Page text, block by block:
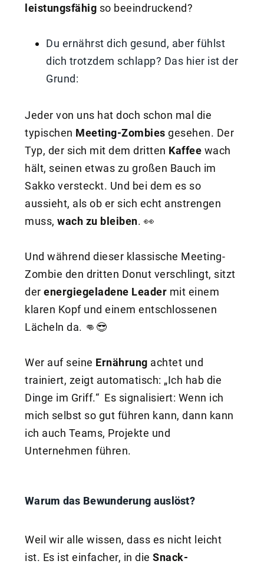
leistungsfähig so beeindruckend?
Du ernährst dich gesund, aber fühlst
dich trotzdem schlapp? Das hier ist der
Grund:
Jeder von uns hat doch schon mal die
typischen Meeting-Zombies gesehen. Der
Typ, der sich mit dem dritten Kaffee wach
hält, seinen etwas zu großen Bauch im
Sakko versteckt. Und bei dem es so
aussieht, als ob er sich echt anstrengen
muss, wach zu bleiben. 👀
Und während dieser klassische Meeting-
Zombie den dritten Donut verschlingt, sitzt
der energiegeladene Leader mit einem
klaren Kopf und einem entschlossenen
Lächeln da. 👊😎
Wer auf seine Ernährung achtet und
trainiert, zeigt automatisch: „Ich hab die
Dinge im Griff.“ Es signalisiert: Wenn ich
mich selbst so gut führen kann, dann kann
ich auch Teams, Projekte und
Unternehmen führen.
Warum das Bewunderung auslöst?
Weil wir alle wissen, dass es nicht leicht
ist. Es ist einfacher, in die Snack-